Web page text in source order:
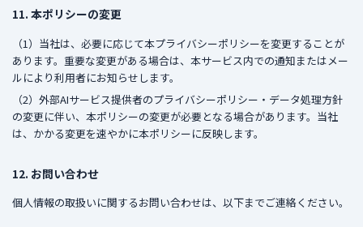
11. 本ポリシーの変更
（1）当社は、必要に応じて本プライバシーポリシーを変更することが
あります。重要な変更がある場合は、本サービス内での通知またはメー
ルにより利用者にお知らせします。
（2）外部AIサービス提供者のプライバシーポリシー・データ処理方針
の変更に伴い、本ポリシーの変更が必要となる場合があります。当社
は、かかる変更を速やかに本ポリシーに反映します。
12. お問い合わせ
個人情報の取扱いに関するお問い合わせは、以下までご連絡ください。